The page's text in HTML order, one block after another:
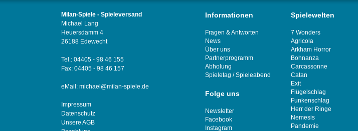
Milan-Spiele - Spieleversand
Michael Lang
Heuersdamm 4
26188 Edewecht
Tel.: 04405 - 98 46 155
Fax: 04405 - 98 46 157
eMail: michael@milan-spiele.de
Impressum
Datenschutz
Unsere AGB
Informationen
Fragen & Antworten
News
Über uns
Partnerprogramm
Abholung
Spieletag /Spieleabend
Folge uns
Newsletter
Facebook
Instagram
Spielewelten
7 Wonders
Agricola
Arkham Horror
Bohnanza
Carcassonne
Catan
Exit
Flügelschlag
Funkenschlag
Herr der Ringe
Nemesis
Pandemie